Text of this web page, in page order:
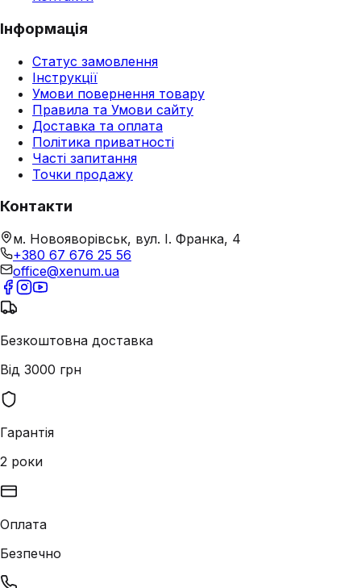
Інформація
Статус замовлення
Інструкції
Умови повернення товару
Правила та Умови сайту
Доставка та оплата
Політика приватності
Часті запитання
Точки продажу
Контакти
м. Новояворівськ, вул. І. Франка, 4
+380 67 676 25 56
office@xenum.ua
Безкоштовна доставка
Від 3000 грн
Гарантія
2 роки
Оплата
Безпечно